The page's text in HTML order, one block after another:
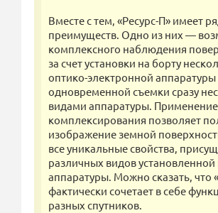
Вместе с тем, «Ресурс-П» имеет
преимуществ. Одно из них —
комплексного наблюдения
за счет установки на борту
оптико-электронной
одновременной съемки сразу
видами аппаратуры.
комплексирования позволяет
изображение земной
все уникальные свойства,
различных видов установленной
аппаратуры. Можно сказать, что
фактически сочетает в себе
разных спутников.